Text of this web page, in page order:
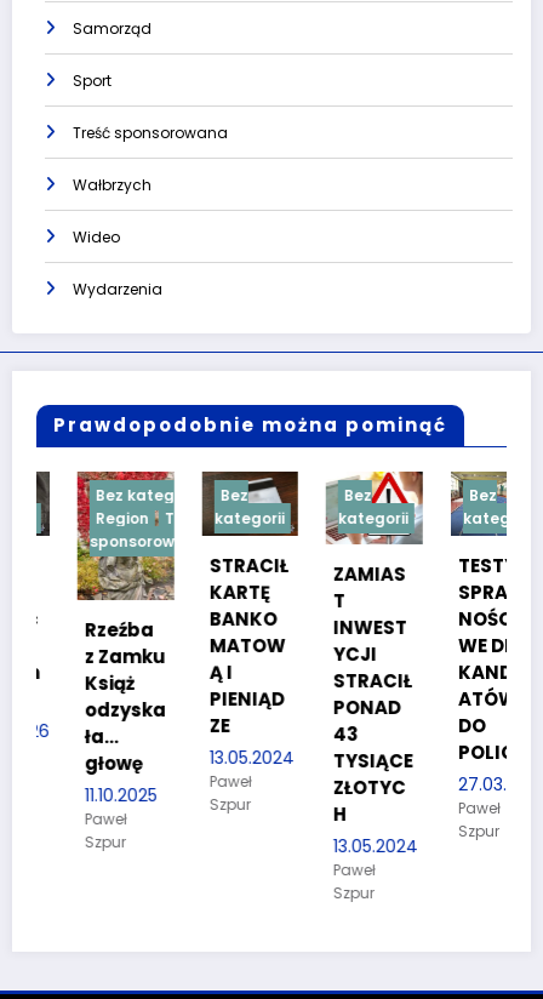
Samorząd
Sport
Treść sponsorowana
Wałbrzych
Wideo
Wydarzenia
Prawdopodobnie można pominąć
Bez kategorii
Region
Treść
sponsorowana
Rzeźba
z Zamku
Książ
odzyska
ła…
głowę
11.10.2025
Paweł
Szpur
kategorii
STRACIŁ
KARTĘ
BANKO
MATOW
PIENIĄD
13.05.2024
Paweł
Szpur
Bez
kategorii
ZAMIAS
INWEST
YCJI
STRACIŁ
PONAD
TYSIĄCE
ZŁOTYC
13.05.2024
Paweł
Szpur
Bez
kategorii
TESTY
SPRAW
NOŚCIO
WE DLA
KANDYD
ATÓW
POLICJI
27.03.2024
Paweł